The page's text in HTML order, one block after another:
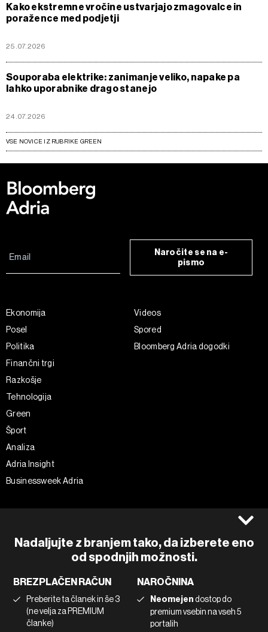
Kako ekstremne vročine ustvarjajo zmagovalce in
poražence med podjetji
25.07.2026
Souporaba elektrike: zanimanje veliko, napake pa
lahko uporabnike drago stanejo
24.07.2026
VSE NOVICE IZ RUBRIKE GREEN
Nadaljujte z branjem tako, da izberete eno
od spodnjih možnosti.
BREZPLAČEN RAČUN
Preberite ta članek in še 3
(ne velja za PREMIUM
članke)
NAROČNINA
Neomejendostop do
premium vsebin na vseh 5
portalih
Naročite se na e-
pismo
Ekonomija
Posel
Politika
Finančni trgi
Razkošje
Tehnologija
Green
Šport
Analiza
Adria Insight
Businessweek Adria
Videos
Spored
Bloomberg Adria dogodki
Piškotki
Marketing
Uporaba umetne inteligence
Instagram
Linkedin
Tiktok